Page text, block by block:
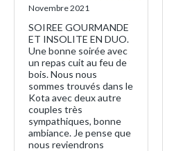
Novembre 2021
SOIREE GOURMANDE
ET INSOLITE EN DUO.
Une bonne soirée avec
un repas cuit au feu de
bois. Nous nous
sommes trouvés dans le
Kota avec deux autre
couples très
sympathiques, bonne
ambiance. Je pense que
nous reviendrons